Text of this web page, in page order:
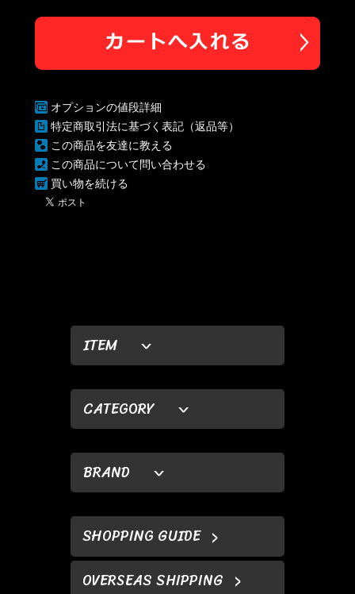
ITEM
CATEGORY
BRAND
SHOPPING GUIDE
OVERSEAS SHIPPING
オプションの値段詳細
特定商取引法に基づく表記（返品等）
この商品を友達に教える
この商品について問い合わせる
買い物を続ける